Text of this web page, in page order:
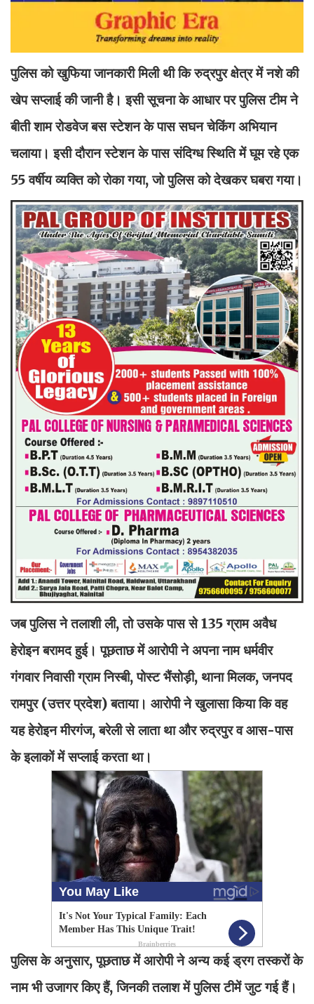
पुलिस को खुफिया जानकारी मिली थी कि रुद्रपुर क्षेत्र में नशे की
खेप सप्लाई की जानी है। इसी सूचना के आधार पर पुलिस टीम ने
बीती शाम रोडवेज बस स्टेशन के पास सघन चेकिंग अभियान
चलाया। इसी दौरान स्टेशन के पास संदिग्ध स्थिति में घूम रहे एक
55 वर्षीय व्यक्ति को रोका गया, जो पुलिस को देखकर घबरा गया।
जब पुलिस ने तलाशी ली, तो उसके पास से 135 ग्राम अवैध
हेरोइन बरामद हुई। पूछताछ में आरोपी ने अपना नाम धर्मवीर
गंगवार निवासी ग्राम निस्बी, पोस्ट भैंसोड़ी, थाना मिलक, जनपद
रामपुर (उत्तर प्रदेश) बताया। आरोपी ने खुलासा किया कि वह
यह हेरोइन मीरगंज, बरेली से लाता था और रुद्रपुर व आस-पास
के इलाकों में सप्लाई करता था।
पुलिस के अनुसार, पूछताछ में आरोपी ने अन्य कई ड्रग तस्करों के
नाम भी उजागर किए हैं, जिनकी तलाश में पुलिस टीमें जुट गई हैं।